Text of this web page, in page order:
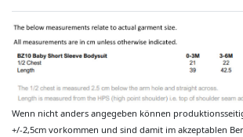
Wenn nicht anders angegeben können
+/-2,5cm vorkommen und sind damit im akzeptablen